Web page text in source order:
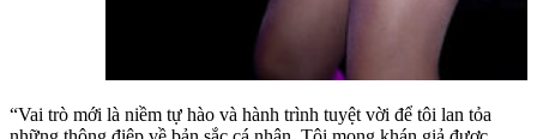
“Vai trò mới là niềm tự hào và hành trình tuyệt vời để tôi lan tỏa